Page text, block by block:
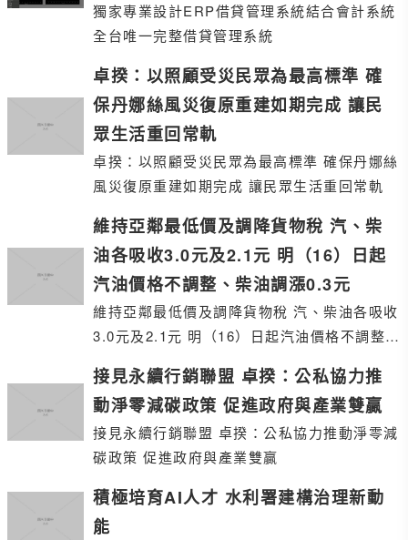
獨家專業設計ERP借貸管理系統結合會計系統
全台唯一完整借貸管理系統
卓揆：以照顧受災民眾為最高標準 確
保丹娜絲風災復原重建如期完成 讓民
眾生活重回常軌
卓揆：以照顧受災民眾為最高標準 確保丹娜絲
風災復原重建如期完成 讓民眾生活重回常軌
維持亞鄰最低價及調降貨物稅 汽、柴
油各吸收3.0元及2.1元 明（16）日起
汽油價格不調整、柴油調漲0.3元
維持亞鄰最低價及調降貨物稅 汽、柴油各吸收
3.0元及2.1元 明（16）日起汽油價格不調整、
接見永續行銷聯盟 卓揆：公私協力推
動淨零減碳政策 促進政府與產業雙贏
接見永續行銷聯盟 卓揆：公私協力推動淨零減
碳政策 促進政府與產業雙贏
積極培育AI人才 水利署建構治理新動
能